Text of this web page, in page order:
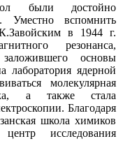
были достойно
вспомнить
в 1944 г.
резонанса,
основы
лаборатория ядерной
молекулярная
а также стала
Благодаря
школа химиков
исследования